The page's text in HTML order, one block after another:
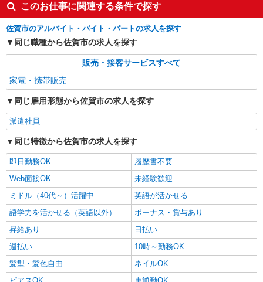
このお仕事に関連する条件で探す
佐賀市のアルバイト・バイト・パートの求人を探す
同じ職種から佐賀市の求人を探す
販売・接客サービスすべて
家電・携帯販売
同じ雇用形態から佐賀市の求人を探す
派遣社員
同じ特徴から佐賀市の求人を探す
即日勤務OK
履歴書不要
Web面接OK
未経験歓迎
ミドル（40代～）活躍中
英語が活かせる
語学力を活かせる（英語以外）
ボーナス・賞与あり
昇給あり
日払い
週払い
10時～勤務OK
髪型・髪色自由
ネイルOK